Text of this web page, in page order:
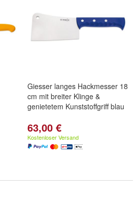
Giesser langes Hackmesser 18
cm mit breiter Klinge &
genietetem Kunststoffgriff blau
63,00 €
Kostenloser Versand